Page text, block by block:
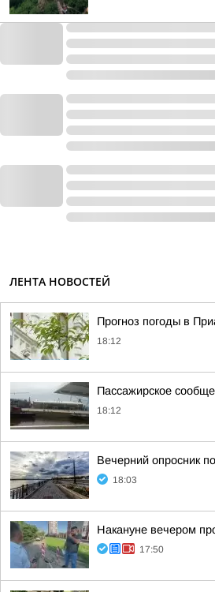
ЛЕНТА НОВОСТЕЙ
Прогноз погоды в
18:12
Пассажирское
18:12
Вечерний опросник
18:03
Накануне вечером
17:50